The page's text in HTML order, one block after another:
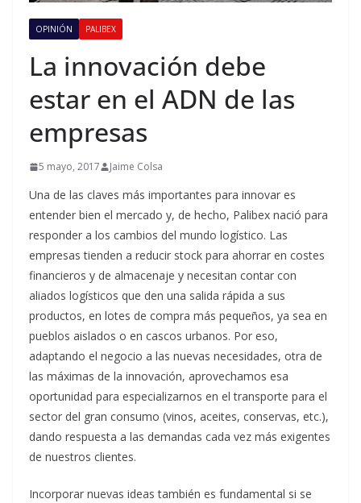
OPINIÓN PALIBEX
La innovación debe
estar en el ADN de las
empresas
5 mayo, 2017 Jaime Colsa
Una de las claves más importantes para innovar es
entender bien el mercado y, de hecho, Palibex nació para
responder a los cambios del mundo logístico. Las
empresas tienden a reducir stock para ahorrar en costes
financieros y de almacenaje y necesitan contar con
aliados logísticos que den una salida rápida a sus
productos, en lotes de compra más pequeños, ya sea en
pueblos aislados o en cascos urbanos. Por eso,
adaptando el negocio a las nuevas necesidades, otra de
las máximas de la innovación, aprovechamos esa
oportunidad para especializarnos en el transporte para el
sector del gran consumo (vinos, aceites, conservas, etc.),
dando respuesta a las demandas cada vez más exigentes
de nuestros clientes.
Incorporar nuevas ideas también es fundamental si se